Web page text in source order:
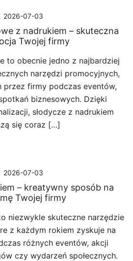
2026-07-03
z nadrukiem – skuteczna
Twojej firmy
to obecnie jedno z najbardziej
narzędzi promocyjnych,
firmy podczas eventów,
biznesowych. Dzięki
słodycze z nadrukiem
się coraz […]
2026-07-03
– kreatywny sposób na
Twojej firmy
niezwykle skuteczne narzędzie
z każdym rokiem zyskuje na
różnych eventów, akcji
czy wydarzeń społecznych.